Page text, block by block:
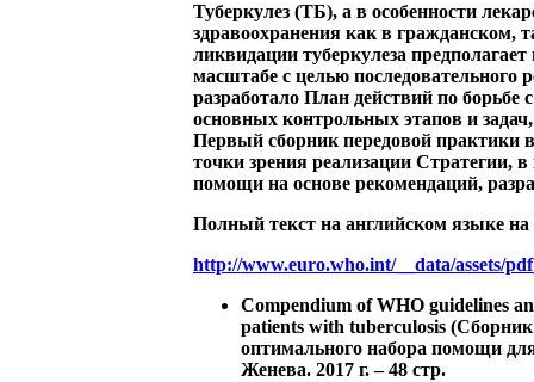
Туберкулез (ТБ), а в особенности
здравоохранения как в гражданском,
ликвидации туберкулеза
масштабе с целью
разработало План действий по борьбе
основных контрольных этапов и
Первый сборник передовой практики
точки зрения реализации Стратегии,
помощи на основе рекомендаций,
Полный текст на английском языке
http://www.euro.who.int/__data/assets/
Compendium of WHO guidelines
patients with tuberculosis
оптимального набора помощи
Женева. 2017 г. – 48 стр.